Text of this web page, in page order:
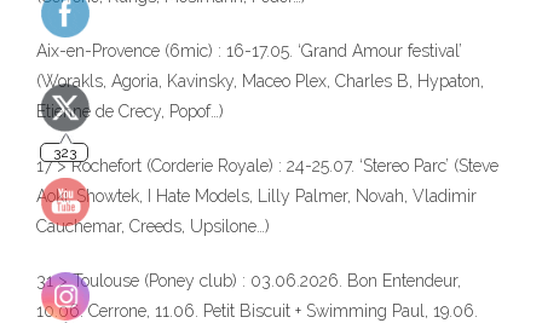
Aix-en-Provence (6mic) : 16-17.05. ‘Grand Amour festival’
(Worakls, Agoria, Kavinsky, Maceo Plex, Charles B, Hypaton,
Etienne de Crecy, Popof…)
17 > Rochefort (Corderie Royale) : 24-25.07. ‘Stereo Parc’ (Steve
Aoki, Showtek, I Hate Models, Lilly Palmer, Novah, Vladimir
Cauchemar, Creeds, Upsilone…)
31 > Toulouse (Poney club) : 03.06.2026. Bon Entendeur,
10.06. Cerrone, 11.06. Petit Biscuit + Swimming Paul, 19.06.